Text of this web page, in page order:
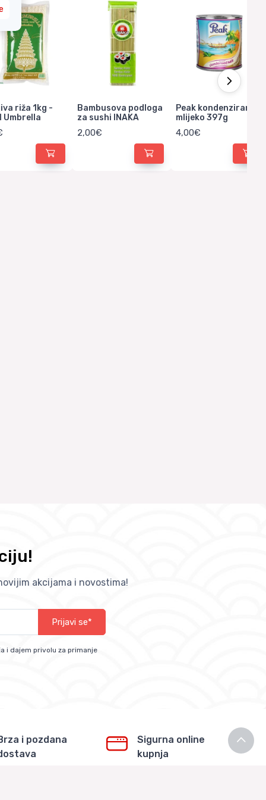
riža 1kg -
Umbrella
Bambusova podloga
za sushi INAKA
2,00€
Peak kondenzirano
mlijeko 397g
4,00€
akcijama i novostima!
Prijavi se*
i dajem privolu za primanje
i pozdana
Sigurna online
kupnja